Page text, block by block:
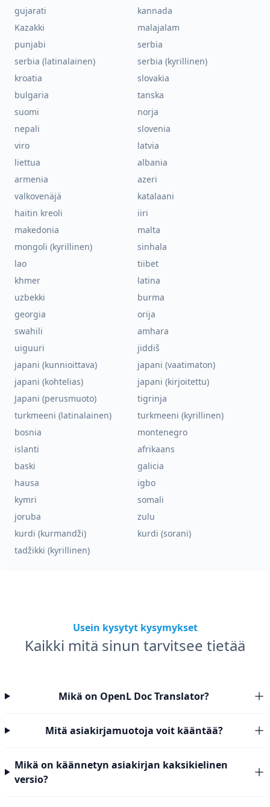
gujarati
kannada
Kazakki
malajalam
punjabi
serbia
serbia (latinalainen)
serbia (kyrillinen)
kroatia
slovakia
bulgaria
tanska
suomi
norja
nepali
slovenia
viro
latvia
liettua
albania
armenia
azeri
valkovenäjä
katalaani
haitin kreoli
iiri
makedonia
malta
mongoli (kyrillinen)
sinhala
lao
tiibet
khmer
latina
uzbekki
burma
georgia
orija
swahili
amhara
uiguuri
jiddiš
japani (kunnioittava)
japani (vaatimaton)
japani (kohtelias)
japani (kirjoitettu)
Japani (perusmuoto)
tigrinja
turkmeeni (latinalainen)
turkmeeni (kyrillinen)
bosnia
montenegro
islanti
afrikaans
baski
galicia
hausa
igbo
kymri
somali
joruba
zulu
kurdi (kurmandži)
kurdi (sorani)
tadžikki (kyrillinen)
Usein kysytyt kysymykset
Kaikki mitä sinun tarvitsee tietää
Mikä on OpenL Doc Translator?
Mitä asiakirjamuotoja voit kääntää?
Mikä on käännetyn asiakirjan kaksikielinen
versio?